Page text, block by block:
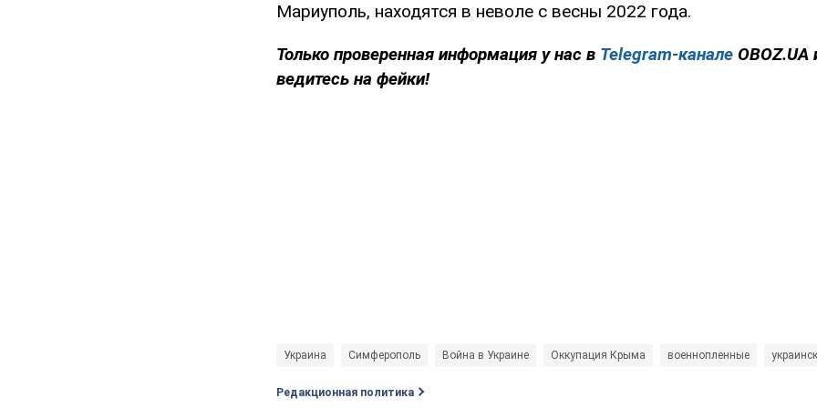
Мариуполь, находятся в неволе с весны 2022 года.
Только проверенная информация у нас в Telegram-канале OBOZ.UA
ведитесь на фейки!
Украина Симферополь Война в Украине Оккупация Крыма военнопленные
Редакционная политика